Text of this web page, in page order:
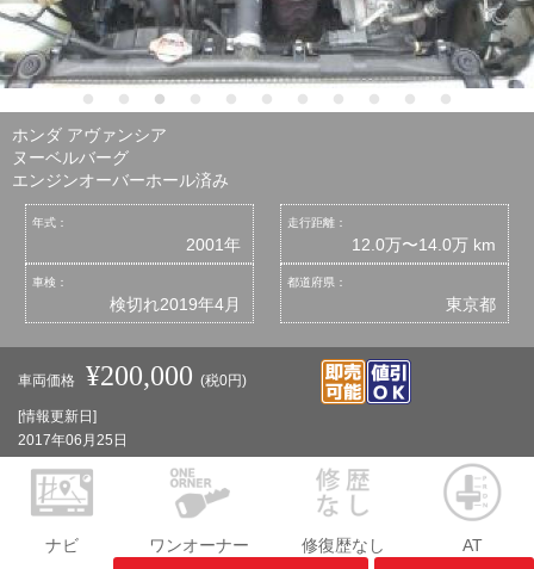
ホンダ アヴァンシア
ヌーベルバーグ
エンジンオーバーホール済み
年式：
2001年
走行距離：
12.0万〜14.0万 km
車検：
検切れ2019年4月
都道府県：
東京都
車両価格 ¥200,000(税0円)
[情報更新日]
2017年06月25日
ナビ ワンオーナー 修復歴なし
AT